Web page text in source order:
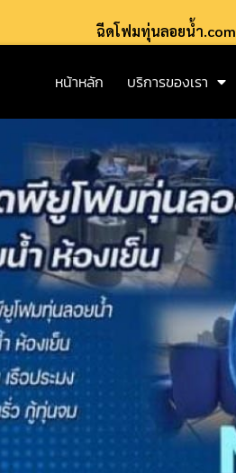
ฉีดโฟมทุ่นลอยน้ำ.com
หน้าหลัก บริการของเรา